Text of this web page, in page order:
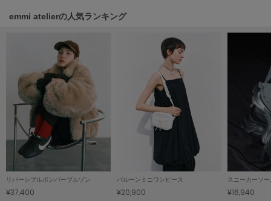
le coq sportif
レスポートサック
LILY BROWN
リリーブラウン
LILY BROWN Lingerie
リリーブラウンランジェリー
LITTLE UNION TOKYO
emmi atelierの人気ランキング
リバーシブルボンバーブルゾン
¥37,400
バルーンミニワンピース
¥20,900
スニーカーソ
¥16,940